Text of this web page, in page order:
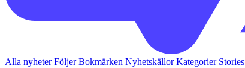
Alla nyheterFöljerBokmärken NyhetskällorKategorier Stories